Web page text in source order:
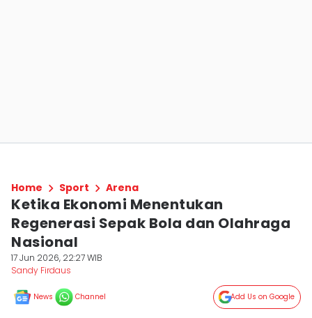
Home Sport Arena
Ketika Ekonomi Menentukan
Regenerasi Sepak Bola dan Olahraga
Nasional
17 Jun 2026, 22:27 WIB
Sandy Firdaus
News Channel Add Us on Google